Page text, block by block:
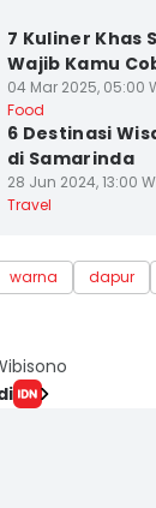
7 Kuliner Khas
Wajib Kamu
04 Mar 2025, 05:00
Food
6 Destinasi
di Samarinda
28 Jun 2024, 13:00
Travel
warna dapur